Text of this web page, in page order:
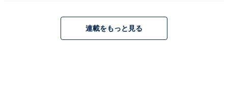
連載をもっと見る